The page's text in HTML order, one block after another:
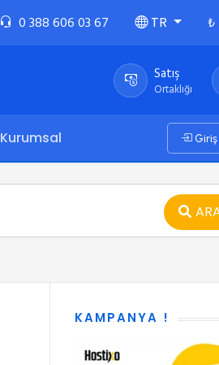
0 388 606 03 67 TR ₺
Satış
Ortaklığı
Kurumsal
KAMPANYA !